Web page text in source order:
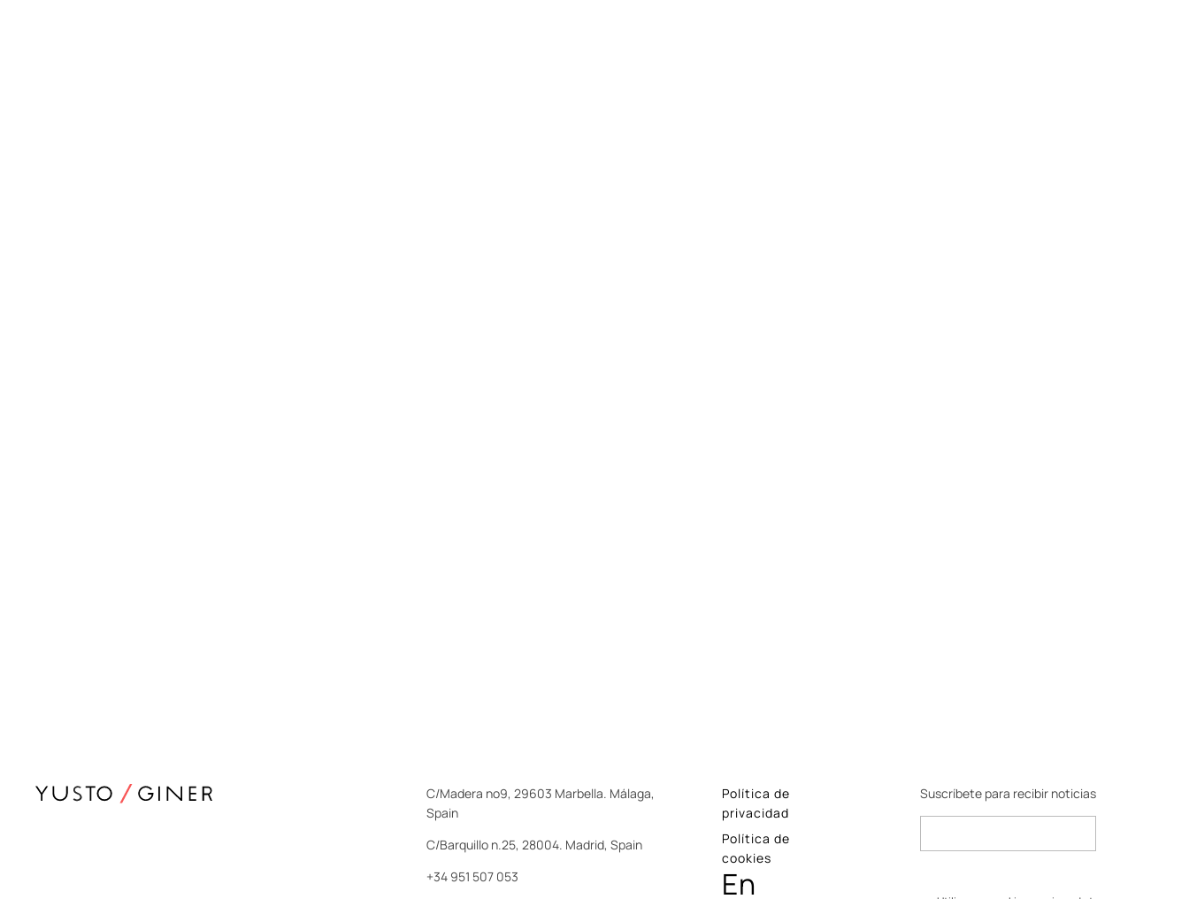
C/Madera nº9, 29603 Marbella. Málaga,
Spain
C/Barquillo n.25, 28004. Madrid, Spain
+34 951 507 053
Política de
privacidad
Política de
cookies
En
Suscríbete para recibir noticias